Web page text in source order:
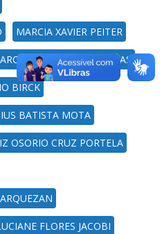
MARCIA XAVIER PEITER
SILVEIRA DE FARIAS
BIRCK
BATISTA MOTA
OSORIO CRUZ PORTELA
FLORES JACOBI